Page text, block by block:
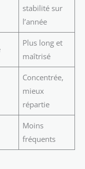
stabilité sur
l’année
Plus long et
maîtrisé
Concentrée,
mieux
répartie
Moins
fréquents